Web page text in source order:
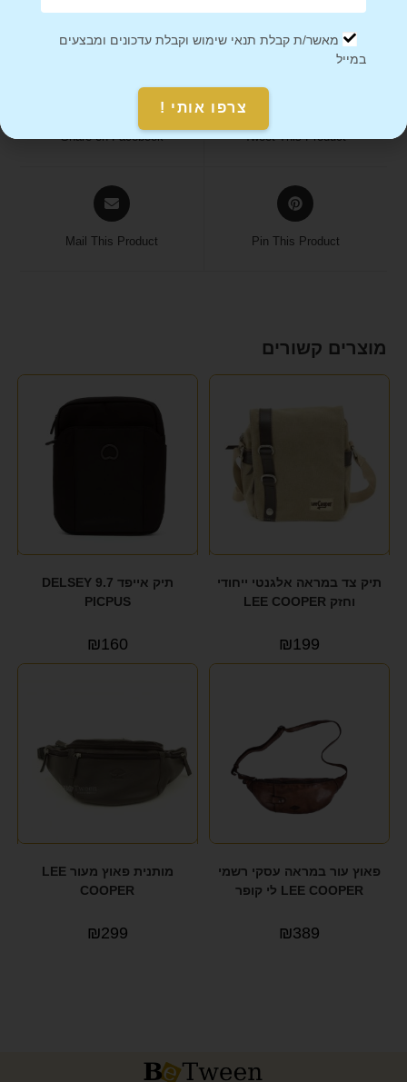
Tweet This Product
Share on Facebook
Pin This Product
Mail This Product
מוצרים קשורים
תיק צד במראה אלגנטי ייחודי
וחזק LEE COOPER
₪199
תיק אייפד 9.7 DELSEY
PICPUS
₪160
פאוץ עור במראה עסקי רשמי
LEE COOPER לי קופר
₪389
מותנית פאוץ מעור LEE
COOPER
₪299
מאשר/ת קבלת תנאי שימוש וקבלת עדכונים ומבצעים
במייל
צרפו אותי !